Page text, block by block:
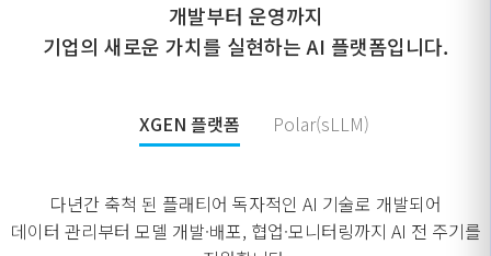
개발부터 운영까지
기업의 새로운 가치를 실현하는 AI 플랫폼입니다.
XGEN 플랫폼 Polar(sLLM)
다년간 축척 된 플래티어 독자적인 AI 기술로 개발되어
데이터 관리부터 모델 개발·배포, 협업·모니터링까지 AI 전 주기를